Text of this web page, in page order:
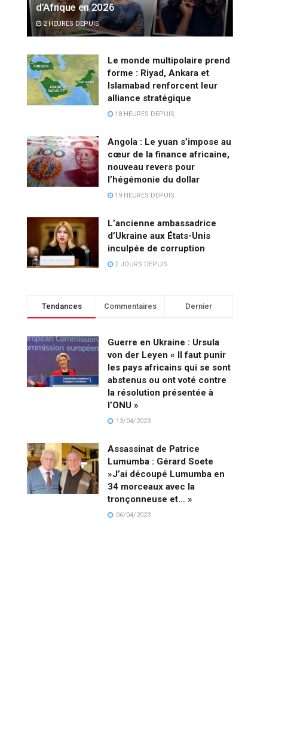
d’Afrique en 2026
2 HEURES DEPUIS
Le monde multipolaire prend
forme : Riyad, Ankara et
Islamabad renforcent leur
alliance stratégique
18 HEURES DEPUIS
Angola : Le yuan s’impose au
cœur de la finance africaine,
nouveau revers pour
l’hégémonie du dollar
19 HEURES DEPUIS
L’ancienne ambassadrice
d’Ukraine aux États-Unis
inculpée de corruption
2 JOURS DEPUIS
Tendances Commentaires Dernier
Guerre en Ukraine : Ursula
von der Leyen « Il faut punir
les pays africains qui se sont
abstenus ou ont voté contre
la résolution présentée à
l’ONU »
13/04/2023
Assassinat de Patrice
Lumumba : Gérard Soete
»J’ai découpé Lumumba en
34 morceaux avec la
tronçonneuse et… »
06/04/2023